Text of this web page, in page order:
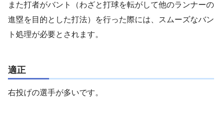
また打者がバント（わざと打球を転がして他のランナーの
進塁を目的とした打法）を行った際には、スムーズなバン
ト処理が必要とされます。
適正
右投げの選手が多いです。